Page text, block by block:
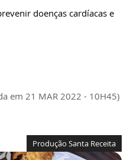
doenças cardíacas e
em 21 MAR 2022 - 10H45)
Produção Santa Receita